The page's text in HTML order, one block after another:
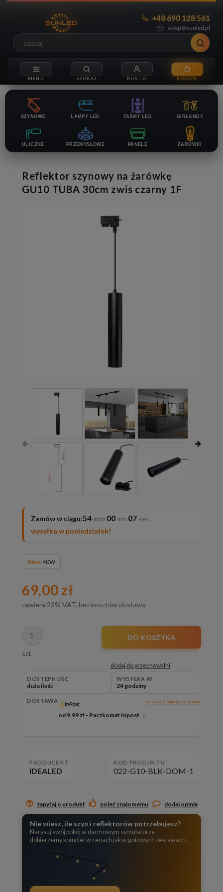
sklep@sunled.pl
+48 690 128 561
SZYNOWE LAMPY LED TAŚMY LED GIRLANDY
ULICZNE PRZEMYSŁOWE PANELE ŻARÓWKI
Reflektor szynowy na żarówkę
GU10 TUBA 30cm zwis czarny 1F
Zamów w ciągu:54 00 05
wysyłka w poniedziałek!
Moc:40W
69,00 zł
zawiera 23% VAT, bez kosztów dostawy
szt.
DO KOSZYKA
dodaj do przechowalni
DOSTĘPNOŚĆ
duża ilość
WYSYŁKA W
24 godziny
DOSTAWA
od 9,99 zł - Paczkomat Inpost
sprawdź formy dostawy
PRODUCENT
IDEALED
KOD PRODUKTU
022-G10-BLK-DOM-1
zapytaj o produkt poleć znajomemu dodaj opinię
Nie wiesz, ile szyn i reflektorów potrzebujesz?
Narysuj swój pokój w darmowym symulatorze —
dobierzemy komplet w cenach jak w gotowych zestawach.